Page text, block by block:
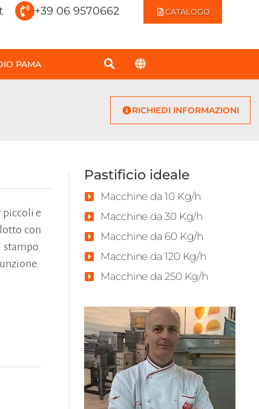
+39 06 9570662 CATALOGO
PAMA
RICHIEDI INFORMAZIONI
e
con
Pastificio ideale
Macchine da 10 Kg/h
Macchine da 30 Kg/h
Macchine da 60 Kg/h
Macchine da 120 Kg/h
Macchine da 250 Kg/h